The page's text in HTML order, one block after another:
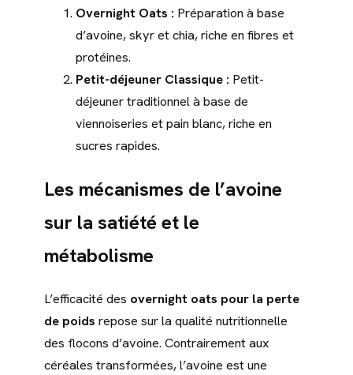
Overnight Oats : Préparation à base
d’avoine, skyr et chia, riche en fibres et
protéines.
Petit-déjeuner Classique : Petit-
déjeuner traditionnel à base de
viennoiseries et pain blanc, riche en
sucres rapides.
Les mécanismes de l’avoine
sur la satiété et le
métabolisme
L’efficacité des overnight oats pour la perte
de poids repose sur la qualité nutritionnelle
des flocons d’avoine. Contrairement aux
céréales transformées, l’avoine est une